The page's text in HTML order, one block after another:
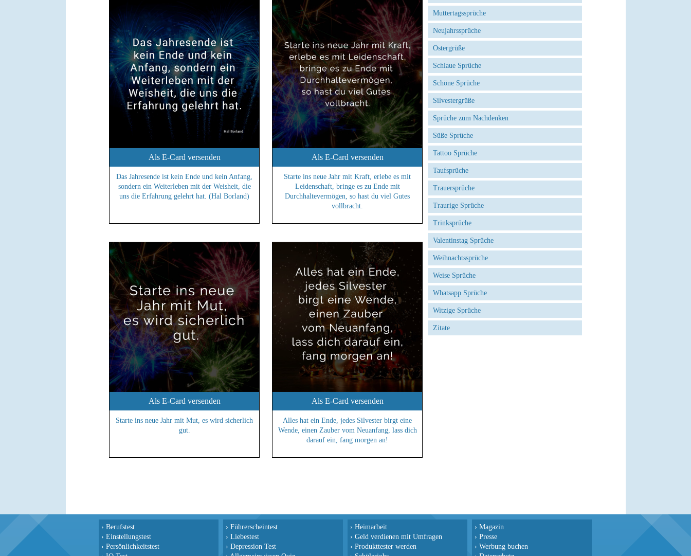
Als E-Card versenden
Das Jahresende ist kein Ende und kein Anfang,
sondern ein Weiterleben mit der Weisheit, die
uns die Erfahrung gelehrt hat. (Hal Borland)
Als E-Card versenden
Starte ins neue Jahr mit Kraft, erlebe es mit
Leidenschaft, bringe es zu Ende mit
Durchhaltevermögen, so hast du viel Gutes
vollbracht.
Als E-Card versenden
Starte ins neue Jahr mit Mut, es wird sicherlich
gut.
Als E-Card versenden
Alles hat ein Ende, jedes Silvester birgt eine
Wende, einen Zauber vom Neuanfang, lass dich
darauf ein, fang morgen an!
Muttertagssprüche
Neujahrssprüche
Ostergrüße
Schlaue Sprüche
Schöne Sprüche
Silvestergrüße
Sprüche zum Nachdenken
Süße Sprüche
Tattoo Sprüche
Taufsprüche
Trauersprüche
Traurige Sprüche
Trinksprüche
Valentinstag Sprüche
Weihnachtssprüche
Weise Sprüche
Whatsapp Sprüche
Witzige Sprüche
Zitate
› Berufstest
› Einstellungstest
› Persönlichkeitstest
› Führerscheintest
› Liebestest
› Depression Test
› Heimarbeit
› Geld verdienen mit Umfragen
› Produkttester werden
› Magazin
› Presse
› Werbung buchen